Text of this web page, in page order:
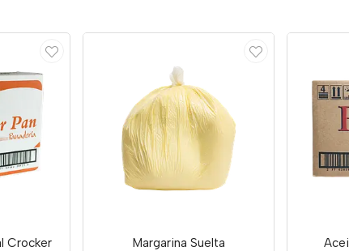
Crocker
Margarina Suelta